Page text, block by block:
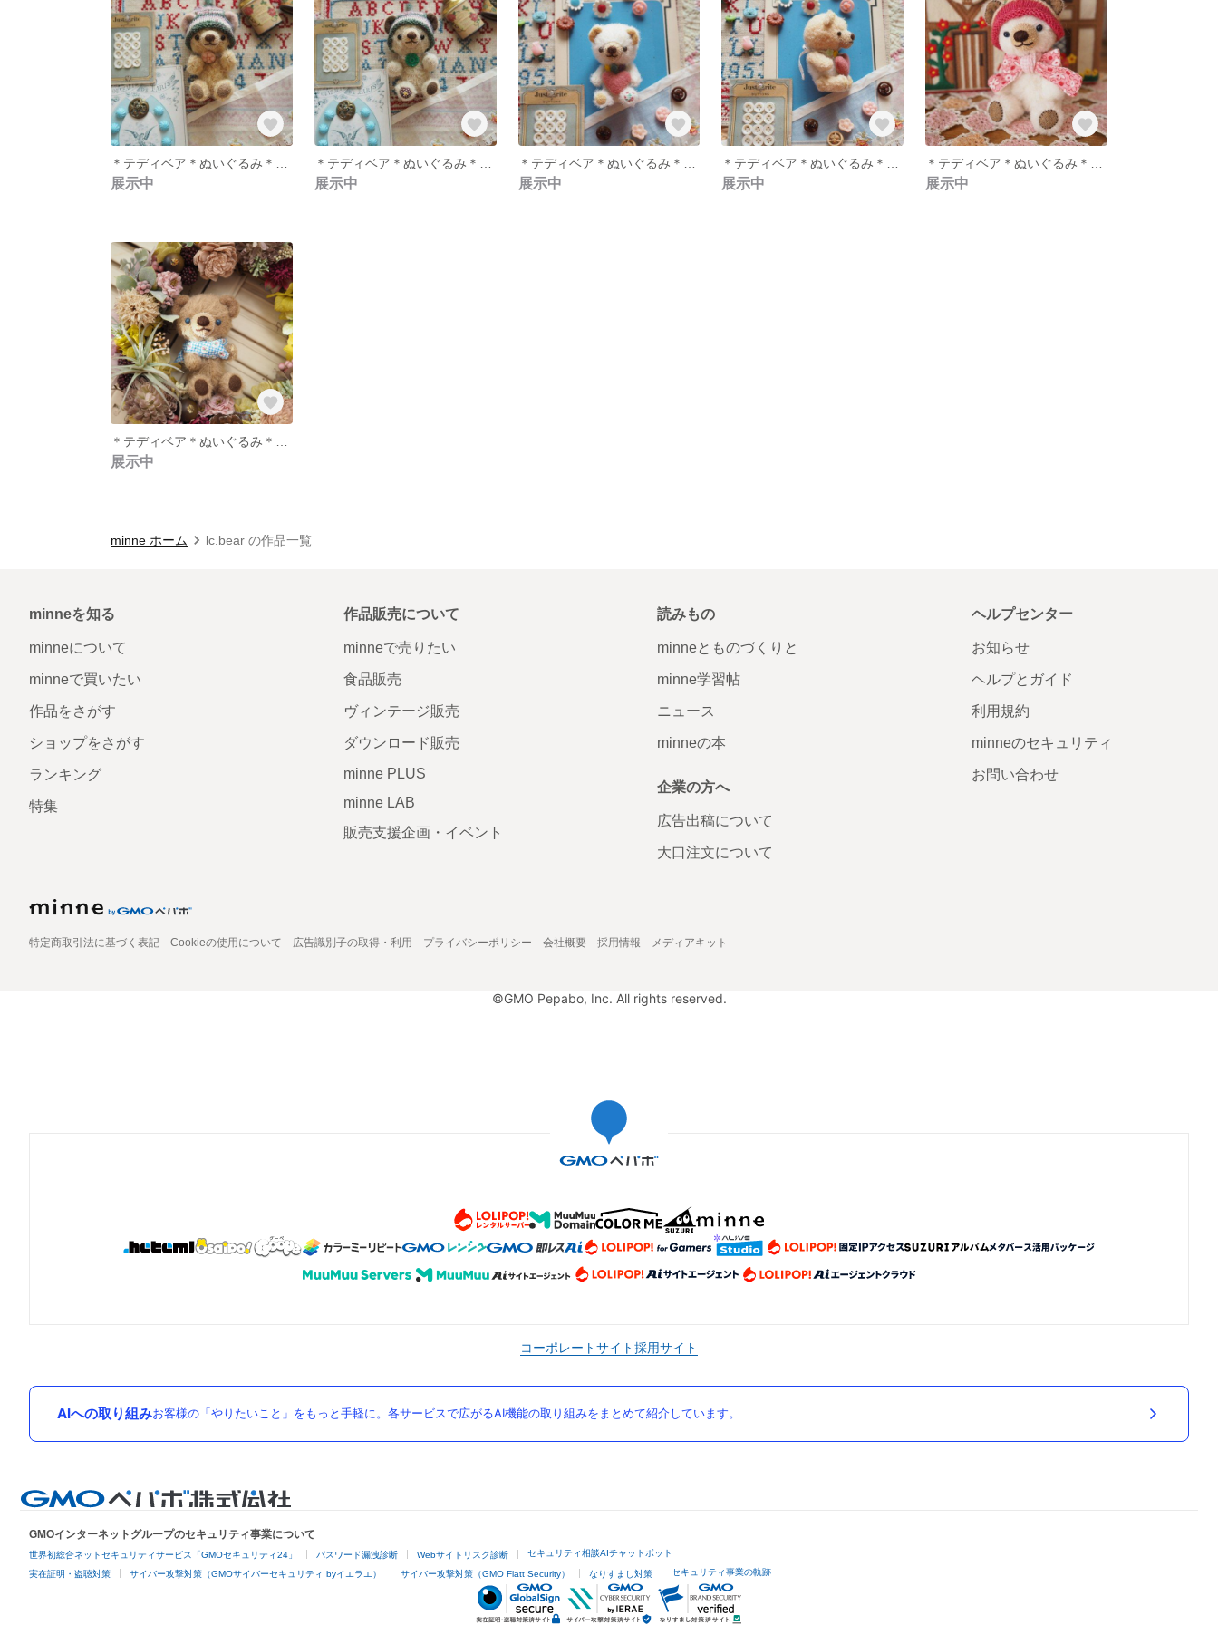
展示中 展示中 展示中 展示中 展示中
展示中
minne ホーム lc.bear の作品一覧
minneを知る
minneについて
minneで買いたい
作品をさがす
ショップをさがす
ランキング
特集
作品販売について
minneで売りたい
食品販売
ヴィンテージ販売
ダウンロード販売
minne PLUS
minne LAB
販売支援企画・イベント
読みもの
minneとものづくりと
minne学習帖
ニュース
minneの本
企業の方へ
広告出稿について
大口注文について
ヘルプセンター
お知らせ
ヘルプとガイド
利用規約
minneのセキュリティ
お問い合わせ
特定商取引法に基づく表記 Cookieの使用について 広告識別子の取得・利用 プライバシーポリシー 会社概要 採用情報 メディアキット
©GMO Pepabo, Inc. All rights reserved.
コーポレートサイト採用サイト
AIへの取り組みお客様の「やりたいこと」をもっと手軽に。各サービスで広がるAI機能の取り組みをまとめて紹介しています。
GMOインターネットグループのセキュリティ事業について
世界初総合ネットセキュリティサービス「GMOセキュリティ24」 パスワード漏洩診断 Webサイトリスク診断 セキュリティ相談AIチャットボット
実在証明・盗聴対策 サイバー攻撃対策（GMOサイバーセキュリティ byイエラエ） サイバー攻撃対策（GMO Flatt Security） なりすまし対策 セキュリティ事業の軌跡